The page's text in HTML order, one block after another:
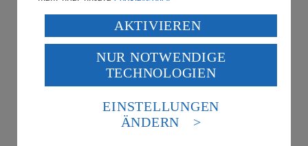
Verarbeitung deiner personenbezogenen Daten in den
USA durch Facebook und YouTube:
Wenn du auf „Aktivieren“ klickst, willigst du im Sinne
des Art. 49 Abs. 1 Satz 1 lit. a) DSGVO ein, dass deine
Daten in den USA verarbeitet werden. Der EuGH sieht
die USA als Land mit einem nach europäischen
Standards nicht angemessenen Datenschutzniveau an.
Es besteht das Risiko eines Zugriffs durch US-
AKTIVIEREN
NUR NOTWENDIGE
TECHNOLOGIEN
EINSTELLUNGEN
ÄNDERN